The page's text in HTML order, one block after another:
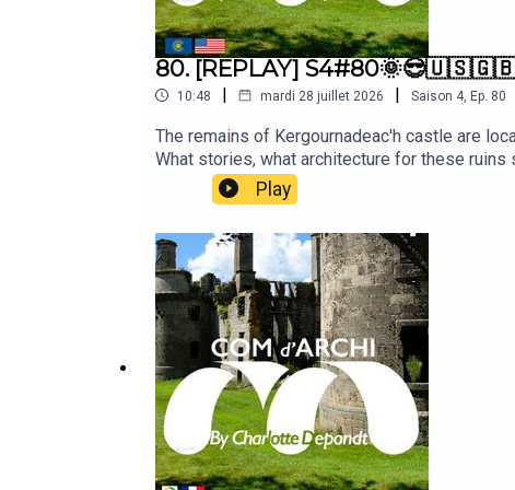
80. [REPLAY]
10:48 | mardi 28 juillet 2026 | Saison 4, Ep. 80
The remains of Kergournadeac'h castle are
What stories, what architecture for these
to Com d'Archi for this enigmatic subject she
Azraelle29, CC BY-SA 4.0 <https://
@comdarchipodcast to find beautiful images,
Play